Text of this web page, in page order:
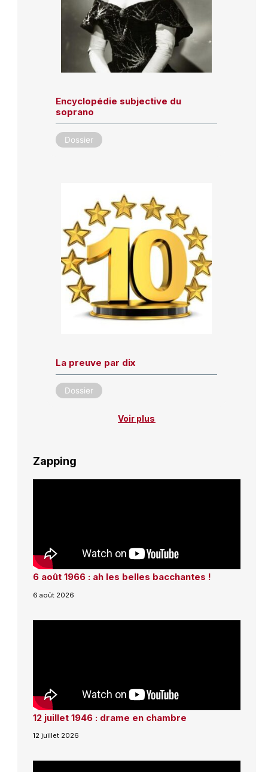
Encyclopédie subjective du
soprano
Dossier
La preuve par dix
Dossier
Voir plus
Zapping
6 août 1966 : ah les belles bacchantes !
6 août 2026
12 juillet 1946 : drame en chambre
12 juillet 2026